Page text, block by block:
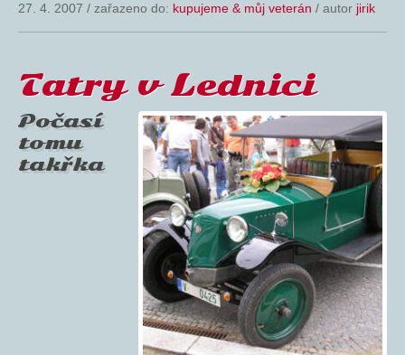
27. 4. 2007 / zařazeno do: kupujeme & můj veterán / autor jirik
Tatry v Lednici
Počasí
tomu
takřka